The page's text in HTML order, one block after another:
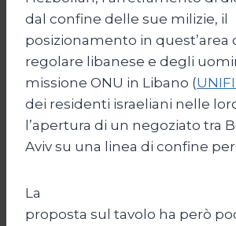
dal confine delle sue milizie, il
posizionamento in quest’area
regolare libanese e degli
missione ONU in Libano (
dei residenti israeliani nelle
l’apertura di un negoziato tra
Aviv su una linea di confine
La
proposta sul tavolo ha però